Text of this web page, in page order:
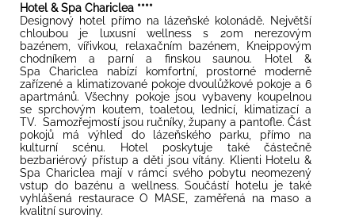
Hotel & Spa Chariclea ****
Designový hotel přímo na lázeňské kolonádě. Největší
chloubou je luxusní wellness s 20m nerezovým
bazénem, vířivkou, relaxačním bazénem, Kneippovým
chodníkem a parní a finskou saunou. Hotel &
Spa Chariclea nabízí komfortní, prostorné moderně
zařízené a klimatizované pokoje dvoulůžkové pokoje a 6
apartmánů. Všechny pokoje jsou vybaveny koupelnou
se sprchovým koutem, toaletou, lednicí, klimatizací a
TV. Samozřejmostí jsou ručníky, župany a pantofle. Část
pokojů má výhled do lázeňského parku, přímo na
kulturní scénu. Hotel poskytuje také částečně
bezbariérový přístup a děti jsou vítány. Klienti Hotelu &
Spa Chariclea mají v rámci svého pobytu neomezený
vstup do bazénu a wellness. Součástí hotelu je také
vyhlášená restaurace O MASE, zaměřená na maso a
kvalitní suroviny.